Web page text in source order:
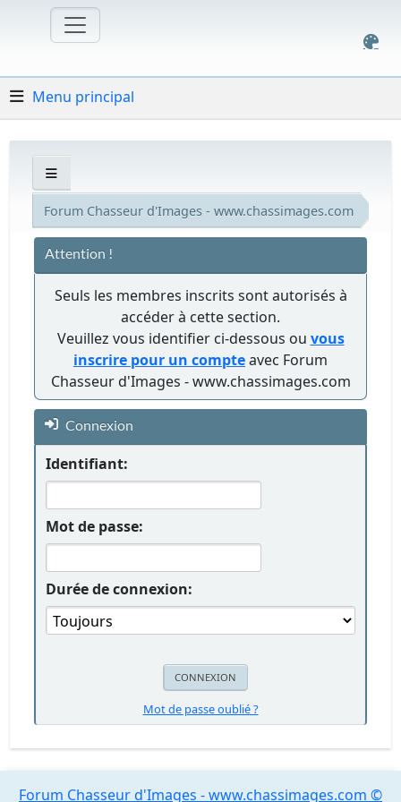
Menu principal
Forum Chasseur d'Images - www.chassimages.com
Attention !
Seuls les membres inscrits sont autorisés à
accéder à cette section.
Veuillez vous identifier ci-dessous ou vous
inscrire pour un compteavec Forum
Chasseur d'Images - www.chassimages.com
Connexion
Identifiant:
Mot de passe:
Durée de connexion:
Mot de passe oublié ?
Forum Chasseur d'Images - www.chassimages.com ©